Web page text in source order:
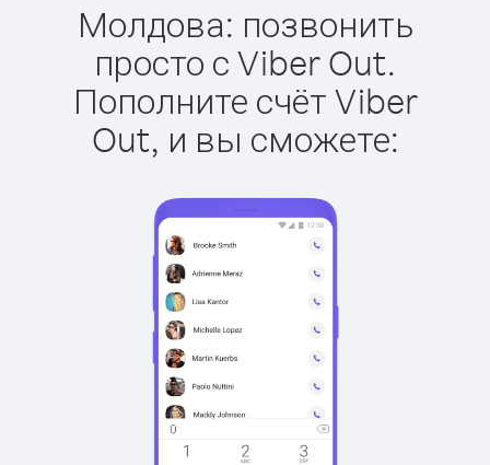
Молдова: позвонить
просто с Viber Out.
Пополните счёт Viber
Out, и вы сможете: